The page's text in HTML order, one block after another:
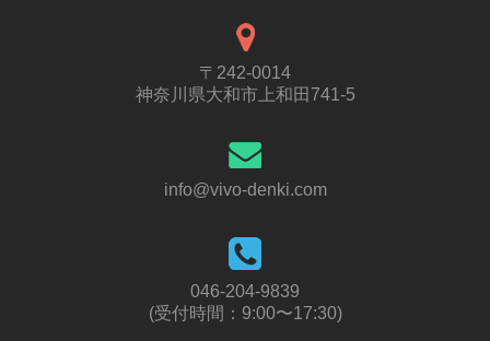
〒242-0014
神奈川県大和市上和田741-5
info@vivo-denki.com
046-204-9839
(受付時間：9:00〜17:30)